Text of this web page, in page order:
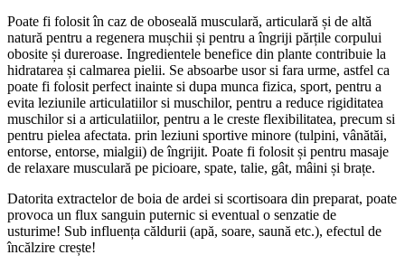
Poate fi folosit în caz de oboseală musculară, articulară și de altă
natură pentru a regenera mușchii și pentru a îngriji părțile corpului
obosite și dureroase. Ingredientele benefice din plante contribuie la
hidratarea și calmarea pielii. Se absoarbe usor si fara urme, astfel ca
poate fi folosit perfect inainte si dupa munca fizica, sport, pentru a
evita leziunile articulatiilor si muschilor, pentru a reduce rigiditatea
muschilor si a articulatiilor, pentru a le creste flexibilitatea, precum si
pentru pielea afectata. prin leziuni sportive minore (tulpini, vânătăi,
entorse, entorse, mialgii) de îngrijit. Poate fi folosit și pentru masaje
de relaxare musculară pe picioare, spate, talie, gât, mâini și brațe.
Datorita extractelor de boia de ardei si scortisoara din preparat, poate
provoca un flux sanguin puternic si eventual o senzatie de
usturime! Sub influența căldurii (apă, soare, saună etc.), efectul de
încălzire crește!